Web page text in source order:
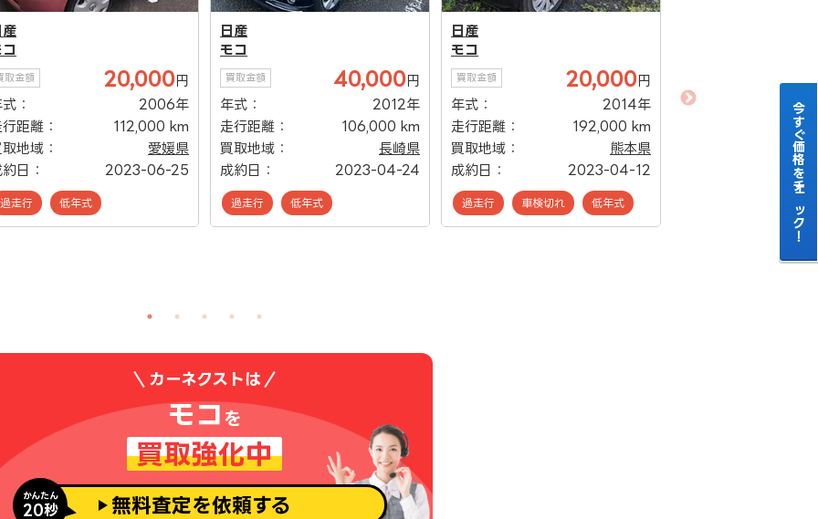
産
取金額 20,000円
：
2006年
距離：
112,000 km
地域：
愛媛県
日：
2023-06-25
過走行 低年式
日産
モコ
買取金額 40,000円
年式：
2012年
走行距離：
106,000 km
買取地域：
長崎県
成約日：
2023-04-24
過走行 低年式
日産
モコ
買取金額 20,000円
年式：
2014年
走行距離：
192,000 km
買取地域：
熊本県
成約日：
2023-04-12
過走行 車検切れ 低年式
日産
モコ
カーネクストは
モコ を
買取強化中
かんたん
20秒 無料査定を依頼する
今すぐ価格をチェック！